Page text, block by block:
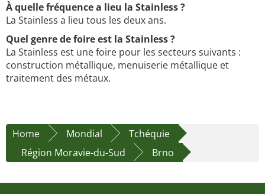
À quelle fréquence a lieu la Stainless ?
La Stainless a lieu tous les deux ans.
Quel genre de foire est la Stainless ?
La Stainless est une foire pour les secteurs suivants :
construction métallique, menuiserie métallique et
traitement des métaux.
Home Mondial
Tchéquie
Région Moravie-du-Sud
Brno